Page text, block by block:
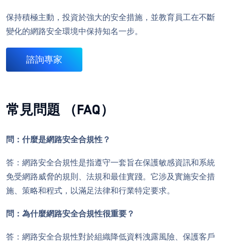
保持積極主動，投資於強大的安全措施，並教育員工在不斷
變化的網路安全環境中保持知名一步。
諮詢專家
常見問題 （FAQ）
問：什麼是網路安全合規性？
答：網路安全合規性是指遵守一套旨在保護敏感資訊和系統
免受網路威脅的規則、法規和最佳實踐。它涉及實施安全措
施、策略和程式，以滿足法律和行業特定要求。
問：為什麼網路安全合規性很重要？
答：網路安全合規性對於組織降低資料洩露風險、保護客戶